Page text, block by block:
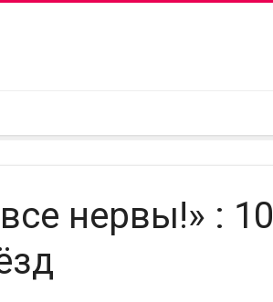
нервы!» : 10